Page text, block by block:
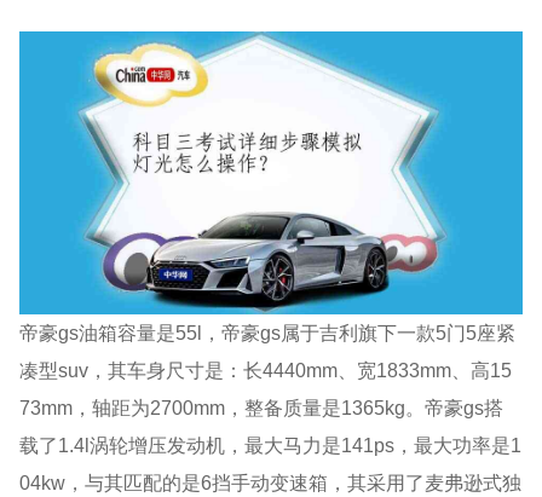
帝豪gs油箱容量是55l，帝豪gs属于吉利旗下一款5门5座紧
凑型suv，其车身尺寸是：长4440mm、宽1833mm、高15
73mm，轴距为2700mm，整备质量是1365kg。帝豪gs搭
载了1.4l涡轮增压发动机，最大马力是141ps，最大功率是1
04kw，与其匹配的是6挡手动变速箱，其采用了麦弗逊式独